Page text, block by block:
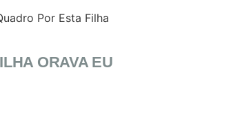
Por Esta Filha
ORAVA EU